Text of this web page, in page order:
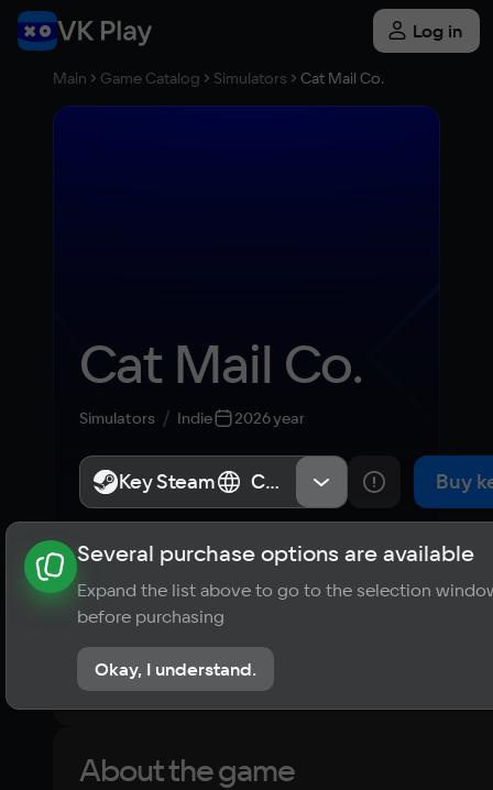
Log in
Main Game Catalog Simulators Cat Mail Co.
Cat Mail Co.
Simulators Indie 2026 year
Key Steam СНГ, Россия Buy
About the game News Publications
? Player ratings
No reviews
About the game
Key Steam СНГ, Россия
Several purchase options are available
Expand the list above to go to the selection
before purchasing
Okay, I understand.